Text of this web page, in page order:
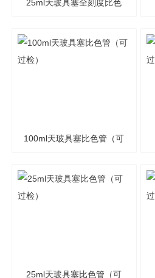
25ml天玻具塞全刻度比色
100ml天玻具塞比色管（可
25ml天玻具塞比色管（可